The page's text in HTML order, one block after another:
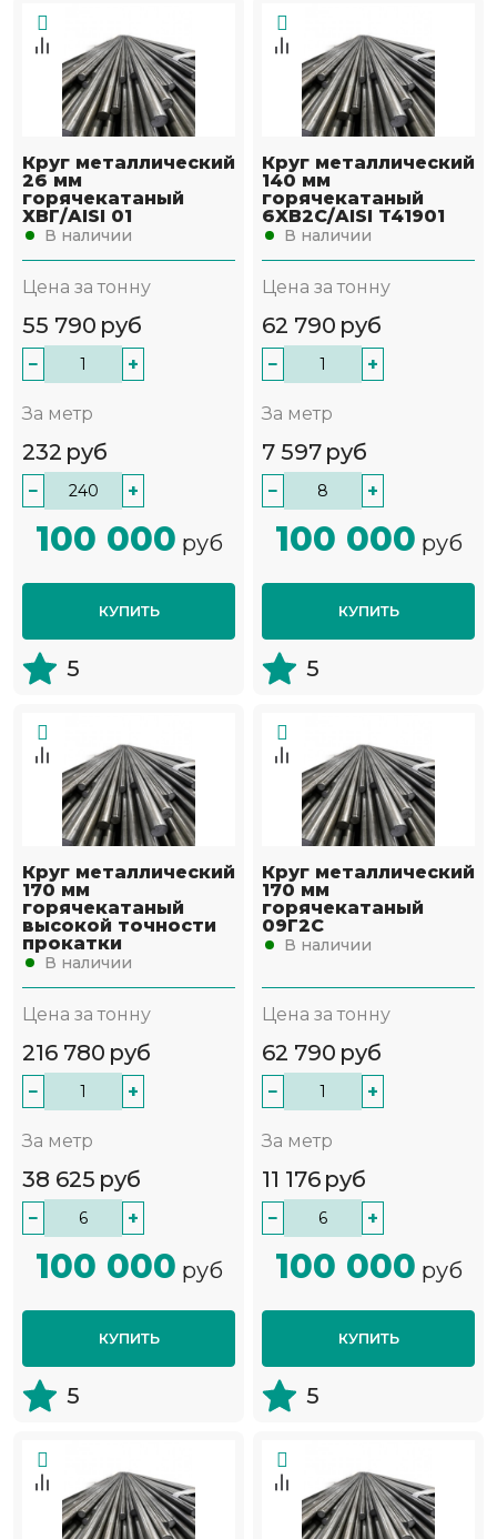
Круг металлический
26 мм
горячекатаный
ХВГ/AISI 01
В наличии
Цена за тонну
55 790 руб
− +
За метр
232 руб
− +
100 000 руб
КУПИТЬ
5
Круг металлический
140 мм
горячекатаный
6ХВ2С/AISI T41901
В наличии
Цена за тонну
62 790 руб
− +
За метр
7 597 руб
− +
100 000 руб
КУПИТЬ
5
Круг металлический
170 мм
горячекатаный
высокой точности
прокатки
В наличии
Цена за тонну
216 780 руб
− +
За метр
38 625 руб
− +
100 000 руб
КУПИТЬ
5
Круг металлический
170 мм
горячекатаный
09Г2С
В наличии
Цена за тонну
62 790 руб
− +
За метр
11 176 руб
− +
100 000 руб
КУПИТЬ
5